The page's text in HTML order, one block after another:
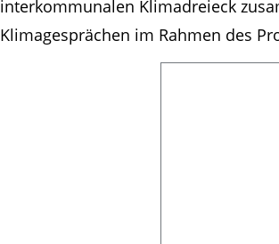
interkommunalen Klimadreieck
Klimagesprächen im Rahmen des